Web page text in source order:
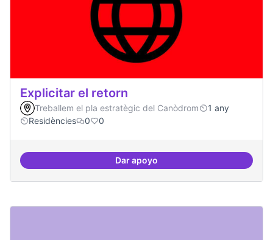
Explicitar el retorn
Treballem el pla estratègic del Canòdrom
1 any
Residències
0 0
Dar apoyoExplicitar el retorn